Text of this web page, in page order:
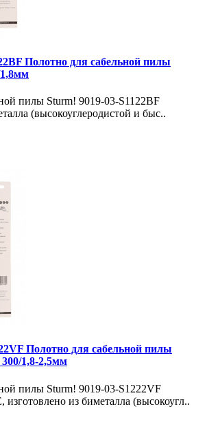
Полотно для сабельной пилы
пилы Sturm! 9019-03-S1122BF
(высокоуглеродистой и быс..
Полотно для сабельной пилы
1,8-2,5мм
пилы Sturm! 9019-03-S1222VF
из биметалла (высокоугл..